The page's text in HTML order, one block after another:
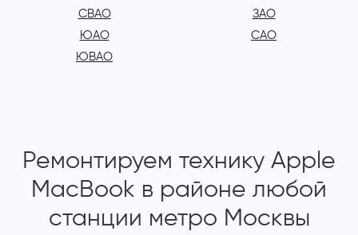
СВАО
ЮАО
ЮВАО
ЗАО
САО
Ремонтируем технику Apple
MacBook в районе любой
станции метро Москвы